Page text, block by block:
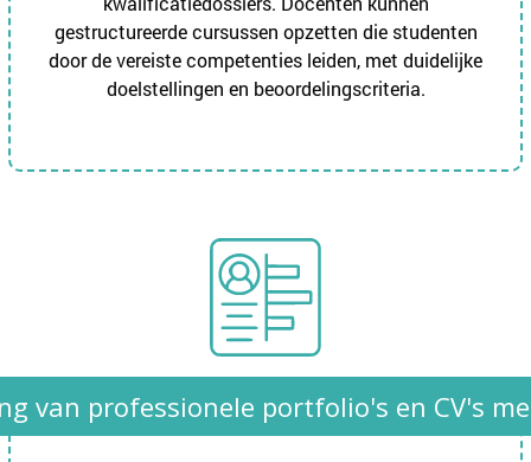
gestructureerde cursussen opzetten die studenten
door de vereiste competenties leiden, met duidelijke
doelstellingen en beoordelingscriteria.
van professionele portfolio's en CV's